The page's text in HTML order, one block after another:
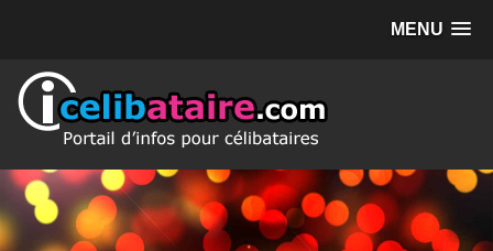
MENU